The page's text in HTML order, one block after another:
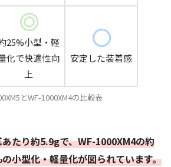
25%小型・軽
化で快適性向
上
安定した装着感
とWF-1000XM4の比較表
たり約5.9gで、WF-1000XM4の約
小型化・軽量化が図られています。